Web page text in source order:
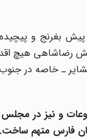
بغرنج و
رضاشاهی هیچ
ـ خاصه در
و نیز در
فارس متهم